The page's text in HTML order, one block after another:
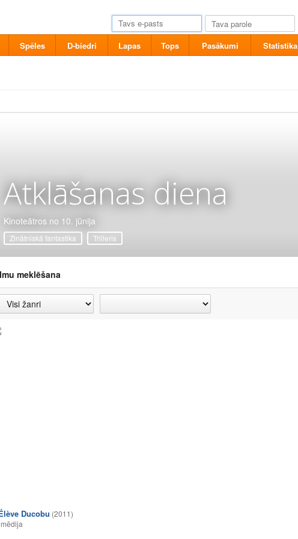
Spēles D-biedri Lapas Tops Pasākumi Statistika
Atklāšanas diena
Kinoteātros no 10. jūnija
Zinātniskā fantastika Trilleris
meklēšana
Ducobu (2011)